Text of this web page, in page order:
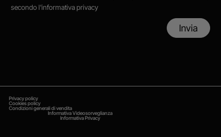
secondol'informativa privacy
Invia
Privacy policy
Cookies policy
Condizioni generali di vendita
Informativa Videosorveglianza
Informativa Privacy